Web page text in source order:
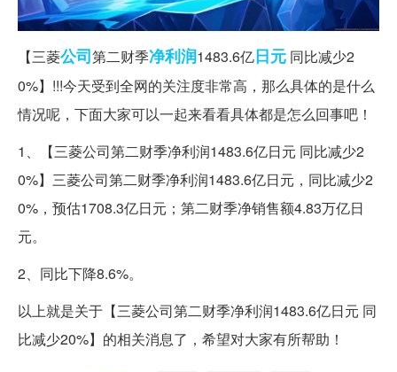
【三菱公司第二财季净利润1483.6亿日元 同比减少2
0%】!!!今天受到全网的关注度非常高，那么具体的是什么
情况呢，下面大家可以一起来看看具体都是怎么回事吧！
1、【三菱公司第二财季净利润1483.6亿日元 同比减少2
0%】三菱公司第二财季净利润1483.6亿日元，同比减少2
0%，预估1708.3亿日元；第二财季净销售额4.83万亿日
元。
2、同比下降8.6%。
以上就是关于【三菱公司第二财季净利润1483.6亿日元 同
比减少20%】的相关消息了，希望对大家有所帮助！